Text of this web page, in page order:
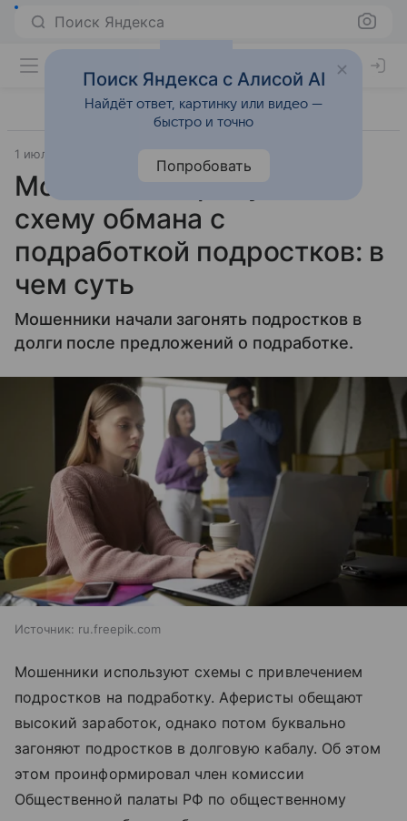
Поиск Яндекса
1 июля 2026
Мошенники придумали
схему обмана с
подработкой подростков: в
чем суть
Мошенники начали загонять подростков в
долги после предложений о подработке.
Источник: ru.freepik.com
Мошенники используют схемы с привлечением
подростков на подработку. Аферисты обещают
высокий заработок, однако потом буквально
загоняют подростков в долговую кабалу. Об этом
этом проинформировал член комиссии
Общественной палаты РФ по общественному
Поиск Яндекса с Алисой AI
Найдёт ответ, картинку или видео —
быстро и точно
Попробовать